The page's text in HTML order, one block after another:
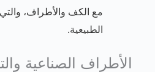
مع الكف والأطراف،
الطبيعية.
الأطراف الصناعية